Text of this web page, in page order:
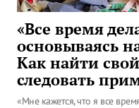
«Все время
основываясь
Как найти
следовать
«Мне кажется, что я все